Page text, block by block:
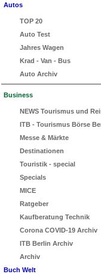
Autos
TOP 20
Auto Test
Jahres Wagen
Krad - Van - Bus
Auto Archiv
Business
NEWS Tourismus und
ITB - Tourismus Börse
Messe & Märkte
Destinationen
Touristik - special
Specials
MICE
Ratgeber
Kaufberatung Technik
Corona COVID-19 Archiv
ITB Berlin Archiv
Archiv
Buch Welt